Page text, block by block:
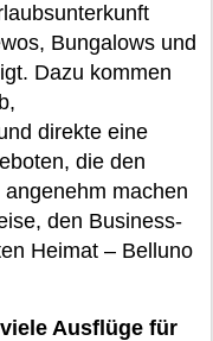
Bungalows und
Dazu kommen
direkte eine
die den
machen
den Business-
Heimat – Belluno
Ausflüge für